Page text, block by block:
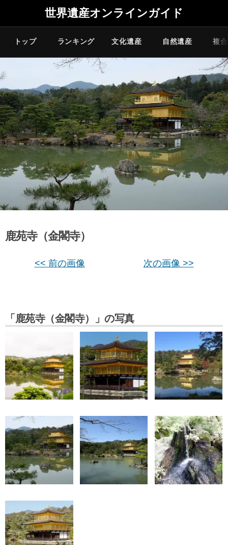
世界遺産オンラインガイド
トップ ランキング 文化遺産 自然遺産 複
鹿苑寺（金閣寺）
<< 前の画像 次の画像 >>
「鹿苑寺（金閣寺）」の写真